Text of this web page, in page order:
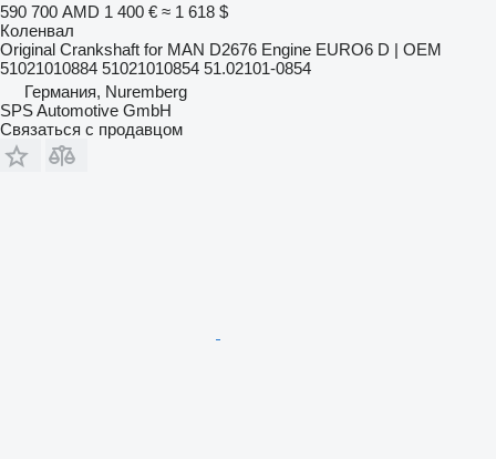
590 700 AMD 1 400 € ≈ 1 618 $
Коленвал
Original Crankshaft for MAN D2676 Engine EURO6 D | OEM
51021010884 51021010854 51.02101-0854
Германия, Nuremberg
SPS Automotive GmbH
Связаться с продавцом